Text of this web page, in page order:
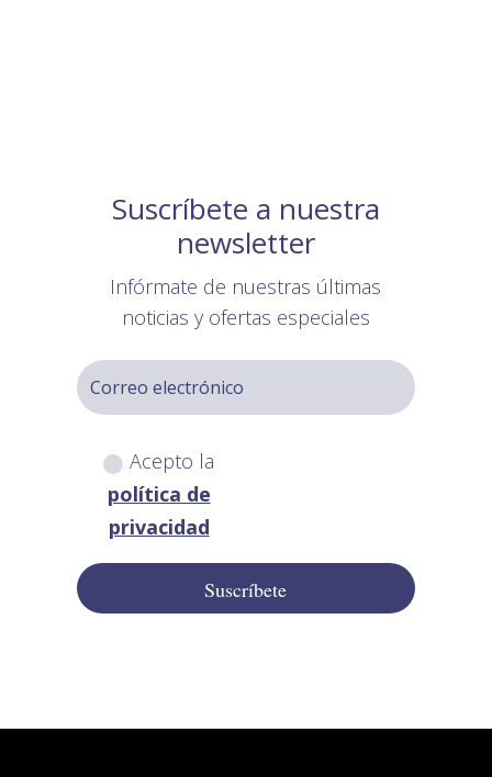
Suscríbete a nuestra
newsletter
Infórmate de nuestras últimas
noticias y ofertas especiales
Acepto la
política de
privacidad
Suscríbete